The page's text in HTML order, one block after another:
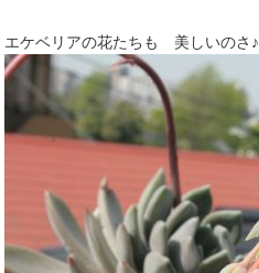
エケベリアの花たちも 美しいのさ♪